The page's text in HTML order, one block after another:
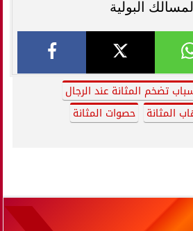
البولية
تضخم المثانة عند الرجال
المثانة
حصوات المثانة